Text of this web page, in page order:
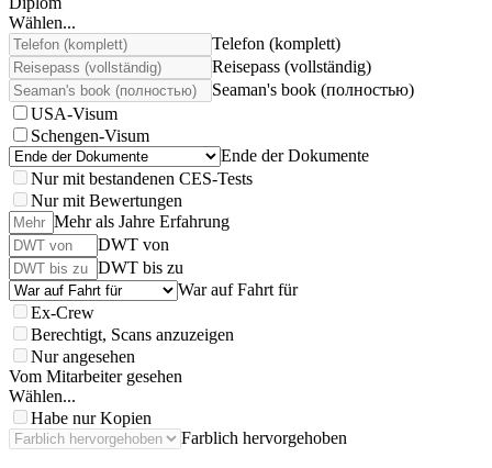
Wählen...
Telefon (komplett)
Reisepass (vollständig)
Seaman's book (полностью)
USA-Visum
Schengen-Visum
Ende der Dokumente
Nur mit bestandenen CES-Tests
Nur mit Bewertungen
Mehr als Jahre Erfahrung
DWT von
DWT bis zu
War auf Fahrt für
Ex-Crew
Berechtigt, Scans anzuzeigen
Nur angesehen
Vom Mitarbeiter gesehen
Wählen...
Habe nur Kopien
Farblich hervorgehoben